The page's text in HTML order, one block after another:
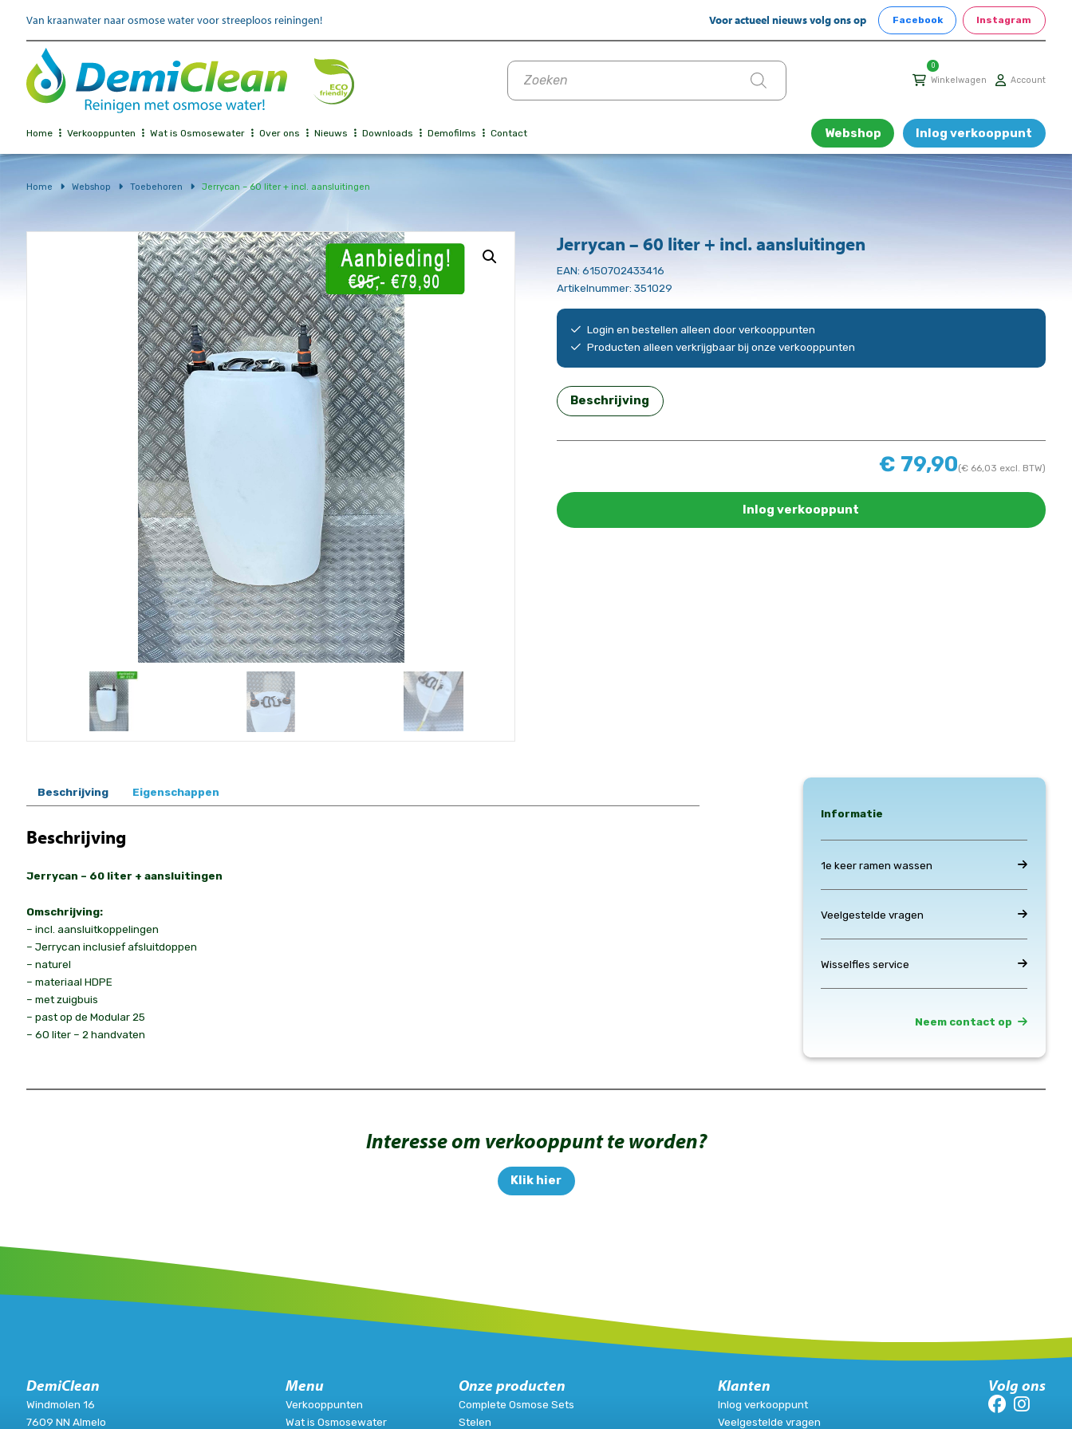
Van kraanwater naar osmose water voor streeploos reiningen! Voor actueel nieuws volg ons op Facebook Instagram
Producten
zoeken
0
Winkelwagen Account
Home Verkooppunten Wat is Osmosewater Over ons Nieuws Downloads Demofilms Contact Webshop Inlog verkooppunt
Home Webshop Toebehoren Jerrycan – 60 liter + incl. aansluitingen
€ 79,90(€66,03 excl. BTW)
Inlog verkooppunt
Jerrycan – 60 liter + incl. aansluitingen
EAN: 6150702433416
Artikelnummer: 351029
Login en bestellen alleen door verkooppunten
Producten alleen verkrijgbaar bij onze verkooppunten
Beschrijving
Beschrijving Eigenschappen
Beschrijving
Jerrycan – 60 liter + aansluitingen
Omschrijving:
– incl. aansluitkoppelingen
– Jerrycan inclusief afsluitdoppen
– naturel
– materiaal HDPE
– met zuigbuis
– past op de Modular 25
– 60 liter – 2 handvaten
Informatie
1e keer ramen wassen
Veelgestelde vragen
Wisselfles service
Neem contact op
Interesse om verkooppunt te worden?
Klik hier
DemiClean
Windmolen 16
7609 NN Almelo
Menu
Verkooppunten
Wat is Osmosewater
Onze producten
Complete Osmose Sets
Stelen
Klanten
Inlog verkooppunt
Veelgestelde vragen
Volg ons